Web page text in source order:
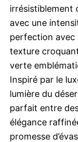
irrésistiblement
avec une
perfection avec
texture
verte
Inspiré par le
lumière du
parfait entre
élégance
promesse